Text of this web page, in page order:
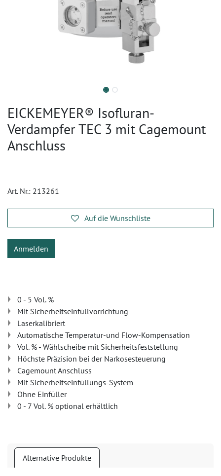
EICKEMEYER® Isofluran-
Verdampfer TEC 3 mit Cagemount
Anschluss
Art. Nr.: 213261
Auf die Wunschliste
Anmelden
0 - 5 Vol. %
Mit Sicherheitseinfüllvorrichtung
Laserkalibriert
Automatische Temperatur-und Flow-Kompensation
Vol. % - Wählscheibe mit Sicherheitsfeststellung
Höchste Präzision bei der Narkosesteuerung
Cagemount Anschluss
Mit Sicherheitseinfüllungs-System
Ohne Einfüller
0 - 7 Vol. % optional erhältlich
Alternative Produkte